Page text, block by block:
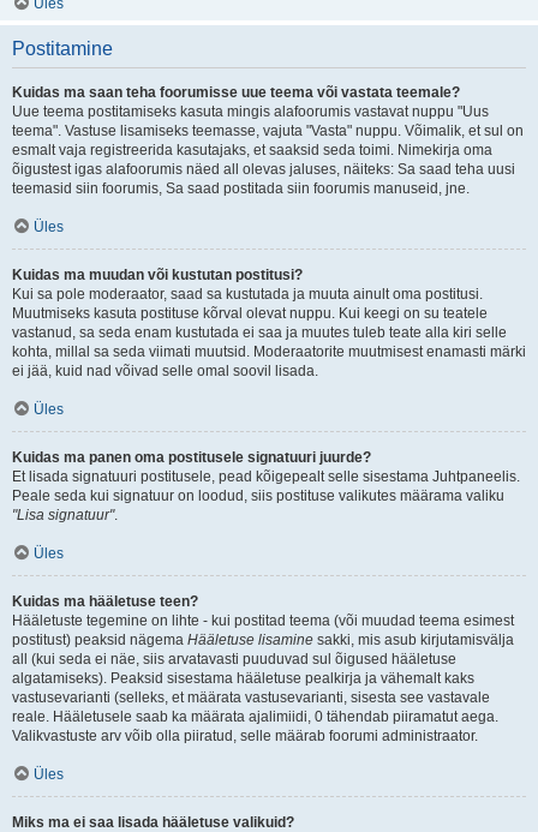
Üles
Postitamine
Kuidas ma saan teha foorumisse uue teema või vastata teemale?
Uue teema postitamiseks kasuta mingis alafoorumis vastavat nuppu "Uus
teema". Vastuse lisamiseks teemasse, vajuta "Vasta" nuppu. Võimalik, et sul on
esmalt vaja registreerida kasutajaks, et saaksid seda toimi. Nimekirja oma
õigustest igas alafoorumis näed all olevas jaluses, näiteks: Sa saad teha uusi
teemasid siin foorumis, Sa saad postitada siin foorumis manuseid, jne.
Üles
Kuidas ma muudan või kustutan postitusi?
Kui sa pole moderaator, saad sa kustutada ja muuta ainult oma postitusi.
Muutmiseks kasuta postituse kõrval olevat nuppu. Kui keegi on su teatele
vastanud, sa seda enam kustutada ei saa ja muutes tuleb teate alla kiri selle
kohta, millal sa seda viimati muutsid. Moderaatorite muutmisest enamasti märki
ei jää, kuid nad võivad selle omal soovil lisada.
Üles
Kuidas ma panen oma postitusele signatuuri juurde?
Et lisada signatuuri postitusele, pead kõigepealt selle sisestama Juhtpaneelis.
Peale seda kui signatuur on loodud, siis postituse valikutes määrama valiku
"Lisa signatuur".
Üles
Kuidas ma hääletuse teen?
Hääletuste tegemine on lihte - kui postitad teema (või muudad teema esimest
postitust) peaksid nägema Hääletuse lisamine sakki, mis asub kirjutamisvälja
all (kui seda ei näe, siis arvatavasti puuduvad sul õigused hääletuse
algatamiseks). Peaksid sisestama hääletuse pealkirja ja vähemalt kaks
vastusevarianti (selleks, et määrata vastusevarianti, sisesta see vastavale
reale. Hääletusele saab ka määrata ajalimiidi, 0 tähendab piiramatut aega.
Valikvastuste arv võib olla piiratud, selle määrab foorumi administraator.
Üles
Miks ma ei saa lisada hääletuse valikuid?